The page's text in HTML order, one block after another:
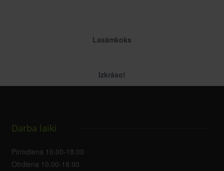
Lasāmkoks
Izkrāso!
Darba laiki
Pirmdiena 10.00-18.00
Otrdiena 10.00-18.00